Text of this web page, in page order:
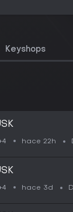
Keyshops
hace 22h
hace 3d